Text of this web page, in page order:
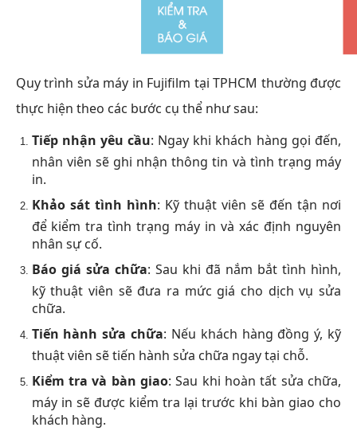
Quy trình sửa máy in Fujifilm tại TPHCM thường được
thực hiện theo các bước cụ thể như sau:
Tiếp nhận yêu cầu: Ngay khi khách hàng gọi đến,
nhân viên sẽ ghi nhận thông tin và tình trạng máy
in.
Khảo sát tình hình: Kỹ thuật viên sẽ đến tận nơi
để kiểm tra tình trạng máy in và xác định nguyên
nhân sự cố.
Báo giá sửa chữa: Sau khi đã nắm bắt tình hình,
kỹ thuật viên sẽ đưa ra mức giá cho dịch vụ sửa
chữa.
Tiến hành sửa chữa: Nếu khách hàng đồng ý, kỹ
thuật viên sẽ tiến hành sửa chữa ngay tại chỗ.
Kiểm tra và bàn giao: Sau khi hoàn tất sửa chữa,
máy in sẽ được kiểm tra lại trước khi bàn giao cho
khách hàng.